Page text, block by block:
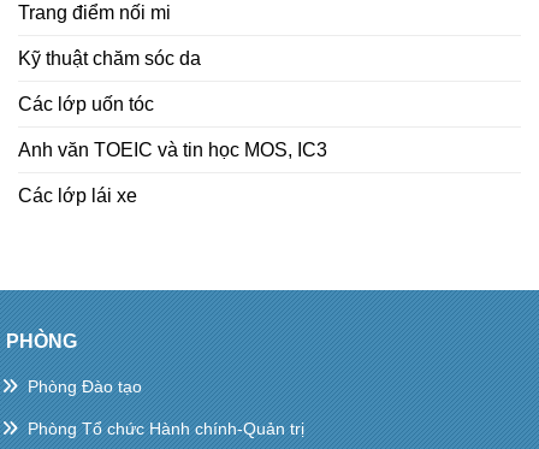
Trang điểm nối mi
Kỹ thuật chăm sóc da
Các lớp uốn tóc
Anh văn TOEIC và tin học MOS, IC3
Các lớp lái xe
PHÒNG
Phòng Đào tạo
Phòng Tổ chức Hành chính-Quản trị